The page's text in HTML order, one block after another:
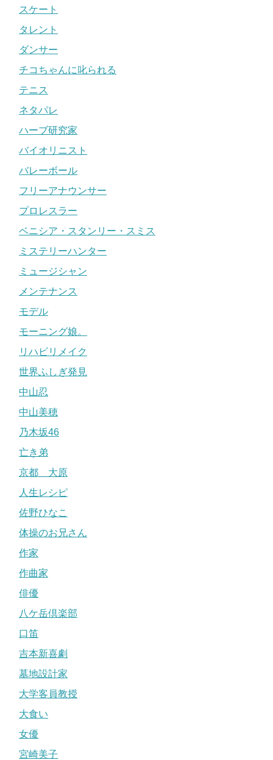
スケート
タレント
ダンサー
チコちゃんに叱られる
テニス
ネタパレ
ハーブ研究家
バイオリニスト
バレーボール
フリーアナウンサー
プロレスラー
ベニシア・スタンリー・スミス
ミステリーハンター
ミュージシャン
メンテナンス
モデル
モーニング娘。
リハビリメイク
世界ふしぎ発見
中山忍
中山美穂
乃木坂46
亡き弟
京都 大原
人生レシピ
佐野ひなこ
体操のお兄さん
作家
作曲家
俳優
八ケ岳倶楽部
口笛
吉本新喜劇
墓地設計家
大学客員教授
大食い
女優
宮崎美子